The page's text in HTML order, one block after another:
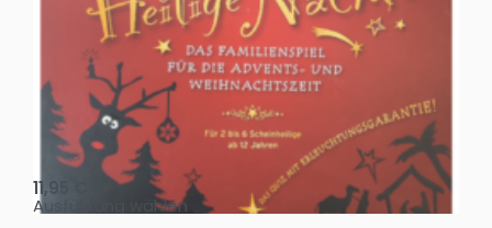
Oh, heilige Nacht!
11,95
Ausführung wählen